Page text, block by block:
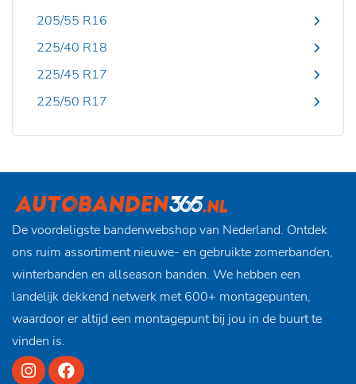
205/55 R16
225/40 R18
225/45 R17
225/50 R17
De voordeligste bandenwebshop van Nederland. Ontdek
ons ruim assortiment nieuwe- en gebruikte zomerbanden,
winterbanden en allseason banden. We hebben een
landelijk dekkend netwerk met 600+ montagepunten,
waardoor er altijd een montagepunt bij jou in de buurt te
vinden is.